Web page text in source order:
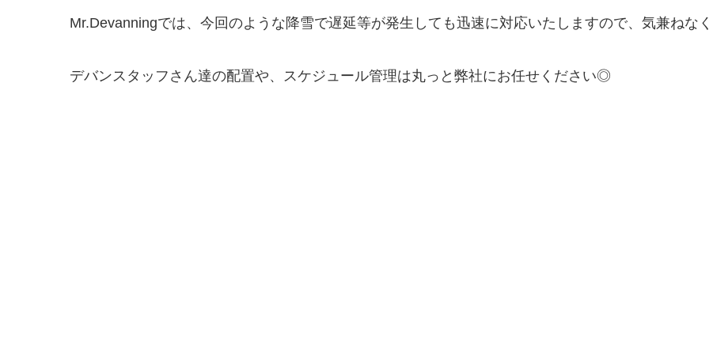
Mr.Devanningでは、今回のような降雪で遅延等が発生しても迅速に対応いたしますので、気兼ねな
デバンスタッフさん達の配置や、スケジュール管理は丸っと弊社にお任せください◎